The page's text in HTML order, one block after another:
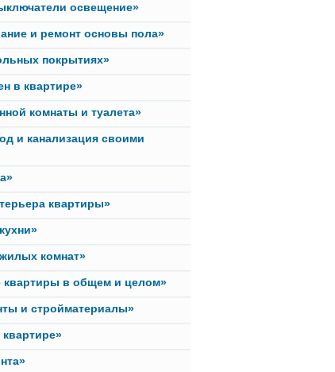
освещение»
и ремонт основы пола»
покрытиях»
в квартире»
комнаты и туалета»
и канализация своими
квартиры»
комнат»
квартиры в общем и целом»
и стройматериалы»